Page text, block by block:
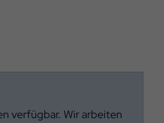
verfügbar. Wir arbeiten